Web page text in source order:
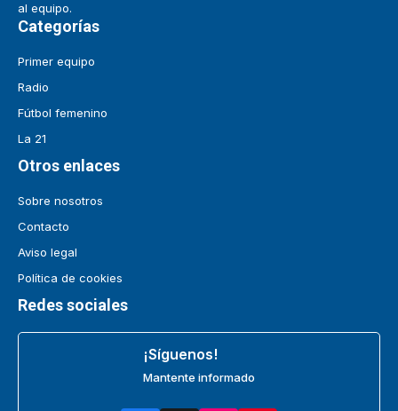
al equipo.
Categorías
Primer equipo
Radio
Fútbol femenino
La 21
Otros enlaces
Sobre nosotros
Contacto
Aviso legal
Política de cookies
Redes sociales
¡Síguenos!
Mantente informado